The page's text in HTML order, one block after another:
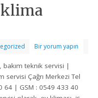
klima
Bir yorum yapın
teknik servisi |
servisi Çağrı Merkezi Tel
64 | GSM : 0549 433 40